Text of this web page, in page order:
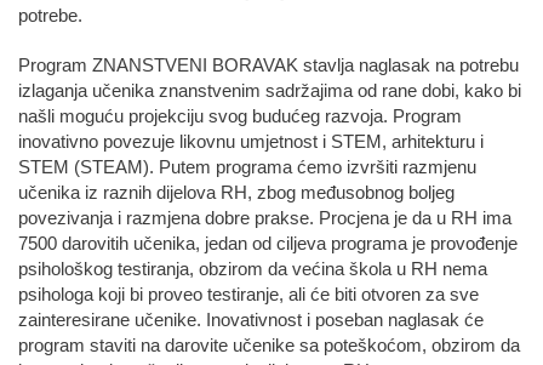
potrebe.
Program ZNANSTVENI BORAVAK stavlja naglasak na potrebu
izlaganja učenika znanstvenim sadržajima od rane dobi, kako bi
našli moguću projekciju svog budućeg razvoja. Program
inovativno povezuje likovnu umjetnost i STEM, arhitekturu i
STEM (STEAM). Putem programa ćemo izvršiti razmjenu
učenika iz raznih dijelova RH, zbog međusobnog boljeg
povezivanja i razmjena dobre prakse. Procjena je da u RH ima
7500 darovitih učenika, jedan od ciljeva programa je provođenje
psihološkog testiranja, obzirom da većina škola u RH nema
psihologa koji bi proveo testiranje, ali će biti otvoren za sve
zainteresirane učenike. Inovativnost i poseban naglasak će
program staviti na darovite učenike sa poteškoćom, obzirom da